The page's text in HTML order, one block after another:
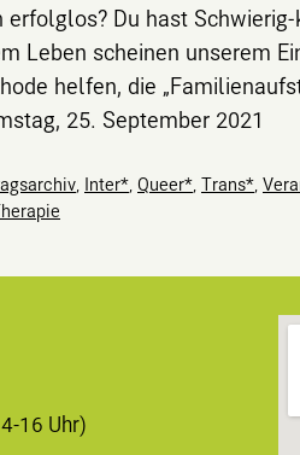
Du hast
Leben scheinen unserem
helfen, die
25. September 2021
Inter* Queer* Trans*
16 Uhr)